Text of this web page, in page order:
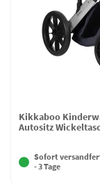
Kikkaboo
Autositz
Sofort
- 3 Tage